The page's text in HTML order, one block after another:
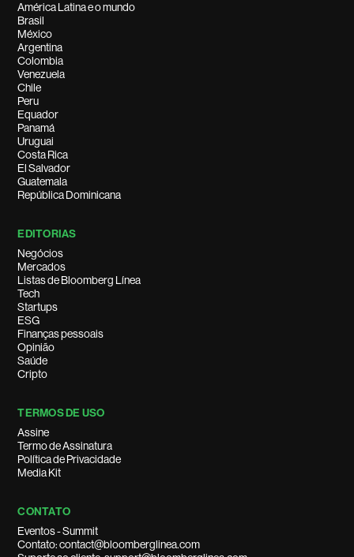
América Latina e o mundo
Brasil
México
Argentina
Colombia
Venezuela
Chile
Peru
Equador
Panamá
Uruguai
Costa Rica
El Salvador
Guatemala
República Dominicana
EDITORIAS
Negócios
Mercados
Listas de Bloomberg Línea
Tech
Startups
ESG
Finanças pessoais
Opinião
Saúde
Cripto
TERMOS DE USO
Assine
Termo de Assinatura
Política de Privacidade
Media Kit
CONTATO
Eventos - Summit
Contato: contact@bloomberglinea.com